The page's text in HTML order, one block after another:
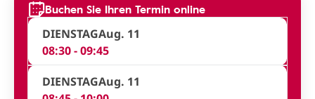
Buchen Sie Ihren Termin online
DIENSTAGAug. 11
08:30 - 09:45
DIENSTAGAug. 11